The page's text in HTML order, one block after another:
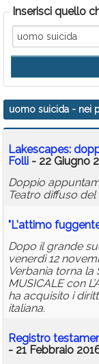
Sport
Eventi
Info Utili
Rubriche
Calendario
Annunci
Inserisci quello
uomo suicida - nei
Lakescapes:
Folli - 22 Giugno
Doppio
Teatro diffuso
"L'attimo
Dopo il grande
venerdì 12
Verbania torna la
MUSICALE con
ha acquisito i
italiana.
Registro
- 21 Febbraio